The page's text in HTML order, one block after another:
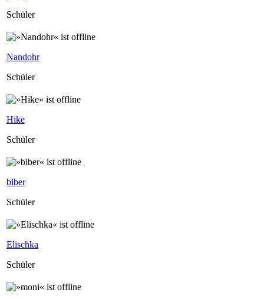
Schüler
Nandohr
Schüler
Hike
Schüler
biber
Schüler
Elischka
Schüler